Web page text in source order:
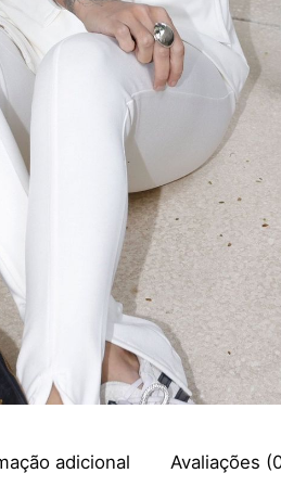
adicional Avaliações